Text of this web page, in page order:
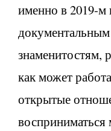
именно в 2019-м
знаменитостям,
как может
открытые